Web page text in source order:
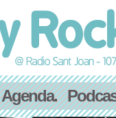
Agenda.